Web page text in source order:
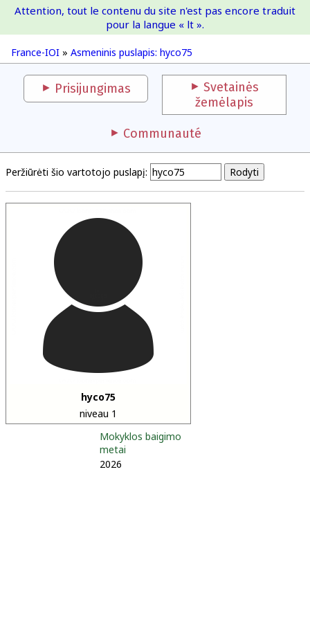
France-IOI
France-IOI » Asmeninis puslapis: hyco75
Attention, tout le contenu du site n'est pas encore traduit
pour la langue « lt ».
Prisijungimas
Svetainės
žemėlapis
Communauté
Peržiūrėti šio vartotojo puslapį:
hyco75
niveau 1
Mokyklos baigimo
metai
2026